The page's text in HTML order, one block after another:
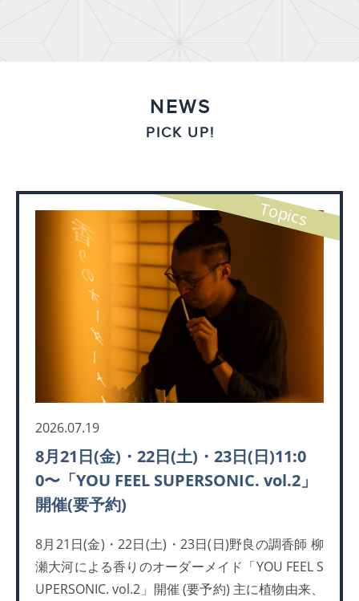
NEWS
PICK UP!
2026.07.19
8月21日(金)・22日(土)・23日(日)11:0
0〜「YOU FEEL SUPERSONIC. vol.2」
開催(要予約)
8月21日(金)・22日(土)・23日(日)野良の調香師 柳
瀬大河による香りのオーダーメイド「YOU FEEL S
UPERSONIC. vol.2」開催 (要予約) 主に植物由来、
Topics